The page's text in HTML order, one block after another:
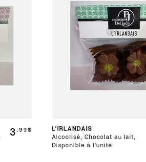
3 .99$
L'IRLANDAIS
Alcoolisé, Chocolat au lait,
Disponible à l'unité